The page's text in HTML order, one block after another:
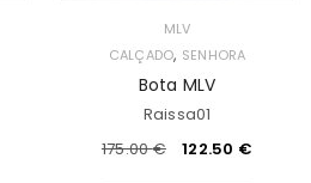
MLV
CALÇADO, SENHORA
Bota MLV
Raissa01
175.00€ 122.50 €